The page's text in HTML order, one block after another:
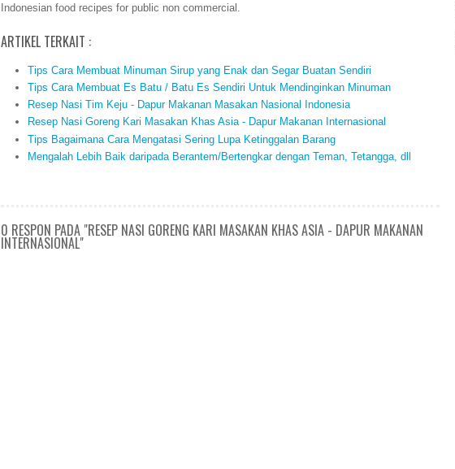
Indonesian food recipes for public non commercial.
ARTIKEL TERKAIT :
Tips Cara Membuat Minuman Sirup yang Enak dan Segar Buatan Sendiri
Tips Cara Membuat Es Batu / Batu Es Sendiri Untuk Mendinginkan Minuman
Resep Nasi Tim Keju - Dapur Makanan Masakan Nasional Indonesia
Resep Nasi Goreng Kari Masakan Khas Asia - Dapur Makanan Internasional
Tips Bagaimana Cara Mengatasi Sering Lupa Ketinggalan Barang
Mengalah Lebih Baik daripada Berantem/Bertengkar dengan Teman, Tetangga, dll
0 RESPON PADA "RESEP NASI GORENG KARI MASAKAN KHAS ASIA - DAPUR MAKANAN
INTERNASIONAL"